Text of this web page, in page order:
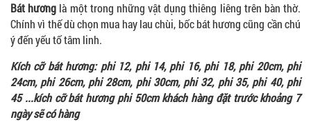
Bát hương là một trong những vật dụng thiêng liêng trên bàn thờ.
Chính vì thế dù chọn mua hay lau chùi, bốc bát hương cũng cần chú
ý đến yếu tố tâm linh.
Kích cỡ bát hương: phi 12, phi 14, phi 16, phi 18, phi 20cm, phi
24cm, phi 26cm, phi 28cm, phi 30cm, phi 32, phi 35, phi 40, phi
45 ...kích cỡ bát hương phi 50cm khách hàng đặt trước khoảng 7
ngày sẽ có hàng